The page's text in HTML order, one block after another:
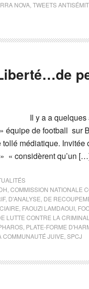
NOVA TWEETS
Il y a a
équipe de football sur
tollé médiatique.
« considèrent qu’un
COMMISSION NATIONALE
, D'ANALYSE DE
FAOUZI LAMDAOUI
LUTTE CONTRE LA
PLATE-FORME
COMMUNAUTÉ JUIVE SPCJ